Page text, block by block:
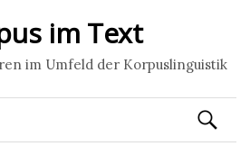
im Text
im Umfeld der Korpuslinguistik
Ricerca
per: